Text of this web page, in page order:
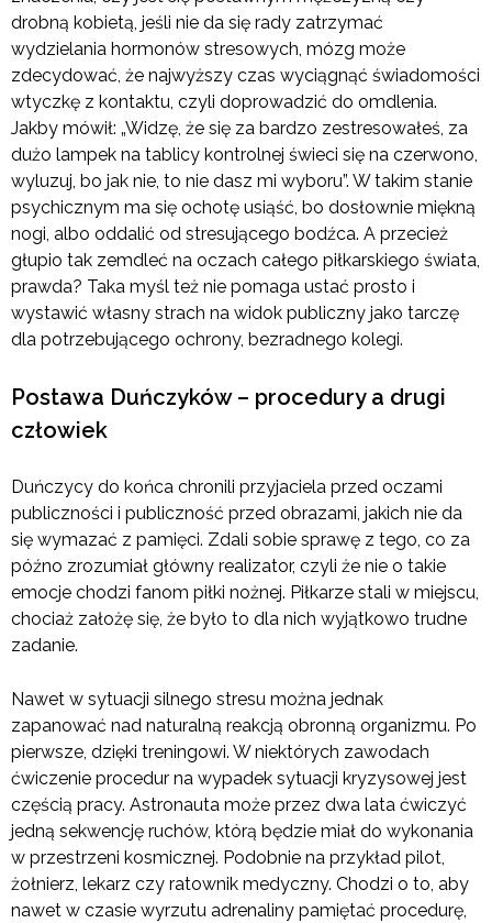
drobną kobietą, jeśli nie da się rady zatrzymać
wydzielania hormonów stresowych, mózg może
zdecydować, że najwyższy czas wyciągnąć świadomości
wtyczkę z kontaktu, czyli doprowadzić do omdlenia.
Jakby mówił: „Widzę, że się za bardzo zestresowałeś, za
dużo lampek na tablicy kontrolnej świeci się na czerwono,
wyluzuj, bo jak nie, to nie dasz mi wyboru”. W takim stanie
psychicznym ma się ochotę usiąść, bo dosłownie miękną
nogi, albo oddalić od stresującego bodźca. A przecież
głupio tak zemdleć na oczach całego piłkarskiego świata,
prawda? Taka myśl też nie pomaga ustać prosto i
wystawić własny strach na widok publiczny jako tarczę
dla potrzebującego ochrony, bezradnego kolegi.
Postawa Duńczyków – procedury a drugi
człowiek
Duńczycy do końca chronili przyjaciela przed oczami
publiczności i publiczność przed obrazami, jakich nie da
się wymazać z pamięci. Zdali sobie sprawę z tego, co za
późno zrozumiał główny realizator, czyli że nie o takie
emocje chodzi fanom piłki nożnej. Piłkarze stali w miejscu,
chociaż założę się, że było to dla nich wyjątkowo trudne
zadanie.
Nawet w sytuacji silnego stresu można jednak
zapanować nad naturalną reakcją obronną organizmu. Po
pierwsze, dzięki treningowi. W niektórych zawodach
ćwiczenie procedur na wypadek sytuacji kryzysowej jest
częścią pracy. Astronauta może przez dwa lata ćwiczyć
jedną sekwencję ruchów, którą będzie miał do wykonania
w przestrzeni kosmicznej. Podobnie na przykład pilot,
żołnierz, lekarz czy ratownik medyczny. Chodzi o to, aby
nawet w czasie wyrzutu adrenaliny pamiętać procedurę,